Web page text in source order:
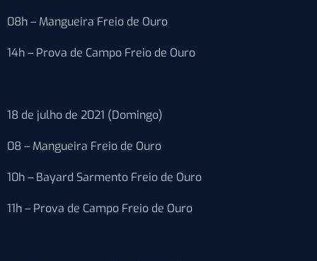
08h – Mangueira Freio de Ouro
14h – Prova de Campo Freio de Ouro
18 de julho de 2021 (Domingo)
08 – Mangueira Freio de Ouro
10h – Bayard Sarmento Freio de Ouro
11h – Prova de Campo Freio de Ouro